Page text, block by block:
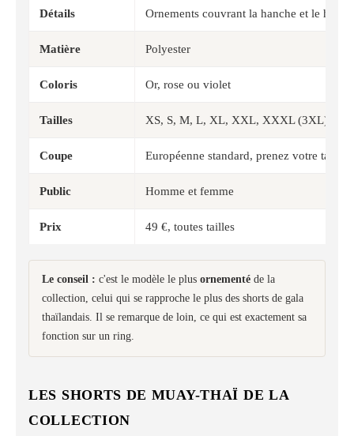
Détails Ornements couvrant la hanche et le haut
Matière Polyester
Coloris Or, rose ou violet
Tailles XS, S, M, L, XL, XXL, XXXL (3XL),
Coupe Européenne standard, prenez votre taille
Public Homme et femme
Prix 49 €, toutes tailles
Le conseil : c'est le modèle le plus ornementé de la
collection, celui qui se rapproche le plus des shorts de gala
thaïlandais. Il se remarque de loin, ce qui est exactement sa
fonction sur un ring.
LES SHORTS DE MUAY-THAÏ DE LA
COLLECTION